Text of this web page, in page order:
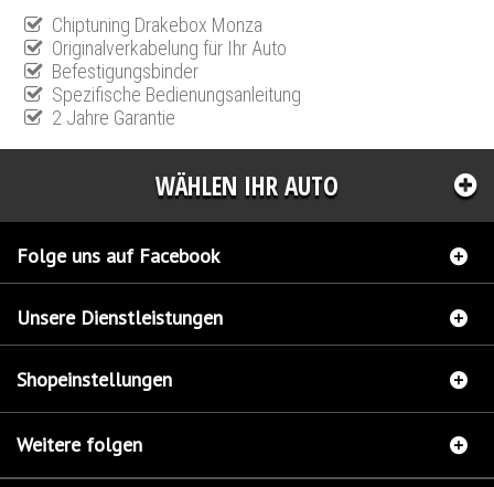
Chiptuning Drakebox Monza
Originalverkabelung für Ihr Auto
Befestigungsbinder
Spezifische Bedienungsanleitung
2 Jahre Garantie
WÄHLEN IHR AUTO
Folge uns auf Facebook
Unsere Dienstleistungen
Shopeinstellungen
Weitere folgen